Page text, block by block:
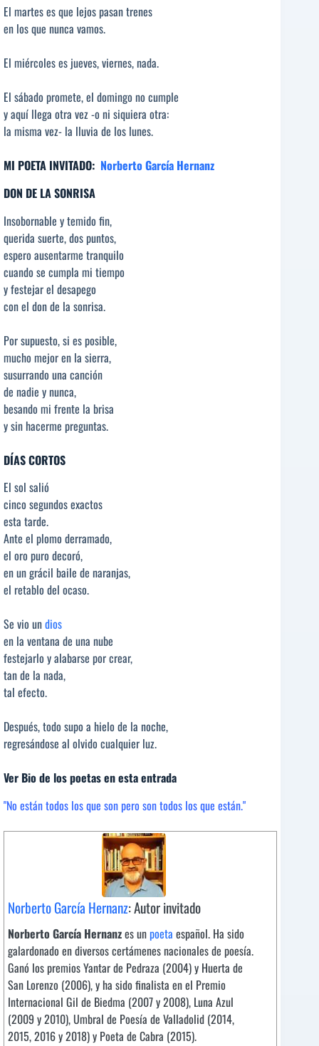
El martes es que lejos pasan trenes
en los que nunca vamos.
El miércoles es jueves, viernes, nada.
El sábado promete, el domingo no cumple
y aquí llega otra vez -o ni siquiera otra:
la misma vez- la lluvia de los lunes.
MI POETA INVITADO: Norberto García Hernanz
DON DE LA SONRISA
Insobornable y temido fin,
querida suerte, dos puntos,
espero ausentarme tranquilo
cuando se cumpla mi tiempo
y festejar el desapego
con el don de la sonrisa.
Por supuesto, si es posible,
mucho mejor en la sierra,
susurrando una canción
de nadie y nunca,
besando mi frente la brisa
y sin hacerme preguntas.
DÍAS CORTOS
El sol salió
cinco segundos exactos
esta tarde.
Ante el plomo derramado,
el oro puro decoró,
en un grácil baile de naranjas,
el retablo del ocaso.
Se vio undios
en la ventana de una nube
festejarlo y alabarse por crear,
tan de la nada,
tal efecto.
Después, todo supo a hielo de la noche,
regresándose al olvido cualquier luz.
Ver Bio de los poetas en esta entrada
"No están todos los que son pero son todos los que están."
Norberto García Hernanz: Autor invitado
Norberto García Hernanzes unpoeta español. Ha sido
galardonado en diversos certámenes nacionales de poesía.
Ganó los premios Yantar de Pedraza (2004) y Huerta de
San Lorenzo (2006), y ha sido finalista en el Premio
Internacional Gil de Biedma (2007 y 2008), Luna Azul
(2009 y 2010), Umbral de Poesía de Valladolid (2014,
2015, 2016 y 2018) y Poeta de Cabra (2015).